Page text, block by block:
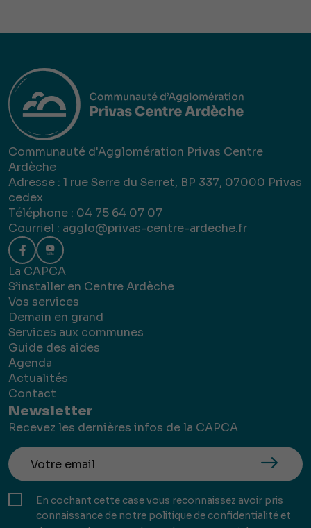
Communauté d'Agglomération Privas Centre
Ardèche
Adresse : 1 rue Serre du Serret, BP 337, 07000 Privas
cedex
Téléphone : 04 75 64 07 07
Courriel : agglo@privas-centre-ardeche.fr
La CAPCA
S’installer en Centre Ardèche
Vos services
Demain en grand
Services aux communes
Guide des aides
Agenda
Actualités
Contact
Newsletter
Recevez les dernières infos de la CAPCA
En cochant cette case vous reconnaissez avoir pris
connaissance de notre politique de confidentialité et